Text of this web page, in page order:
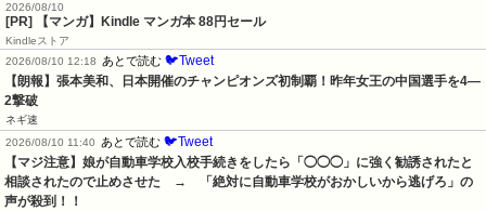
2026/08/10
[PR] 【マンガ】Kindle マンガ本 88円セール
Kindleストア
2026/08/10 12:18
あとで読む 🐦Tweet
【朗報】張本美和、日本開催のチャンピオンズ初制覇！昨年女王の中国選手を4―
2撃破
ネギ速
2026/08/10 11:40
あとで読む 🐦Tweet
【マジ注意】娘が自動車学校入校手続きをしたら「◯◯◯」に強く勧誘されたと
相談されたので止めさせた　→　「絶対に自動車学校がおかしいから逃げろ」の
声が殺到！！